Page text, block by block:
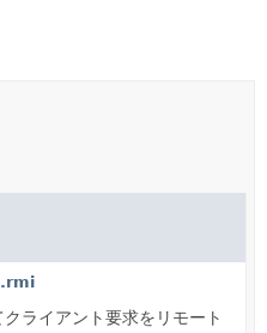
ライアント要求をリモート